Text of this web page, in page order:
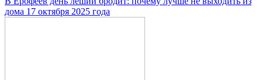
дома 17 октября 2025 года